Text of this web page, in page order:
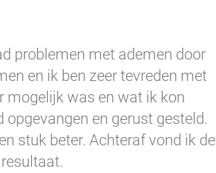
problemen met ademen door
en ik ben zeer tevreden met
mogelijk was en wat ik kon
en gerust gesteld.
stuk beter. Achteraf vond ik de